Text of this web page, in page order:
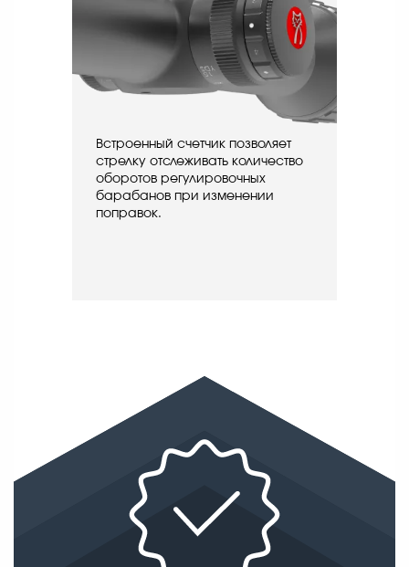
Встроенный счетчик позволяет
стрелку отслеживать количество
оборотов регулировочных
барабанов при изменении
поправок.